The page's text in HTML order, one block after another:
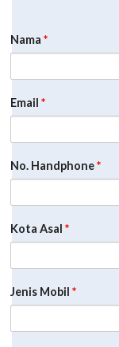
Nama *
Email *
No. Handphone*
Kota Asal *
Jenis Mobil *